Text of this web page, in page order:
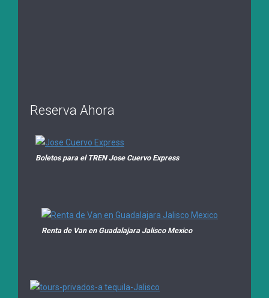
Reserva Ahora
Boletos para el TREN Jose Cuervo Express
Renta de Van en Guadalajara Jalisco Mexico